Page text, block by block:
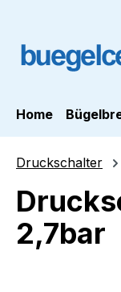
Home
Druckschalter
2,7bar